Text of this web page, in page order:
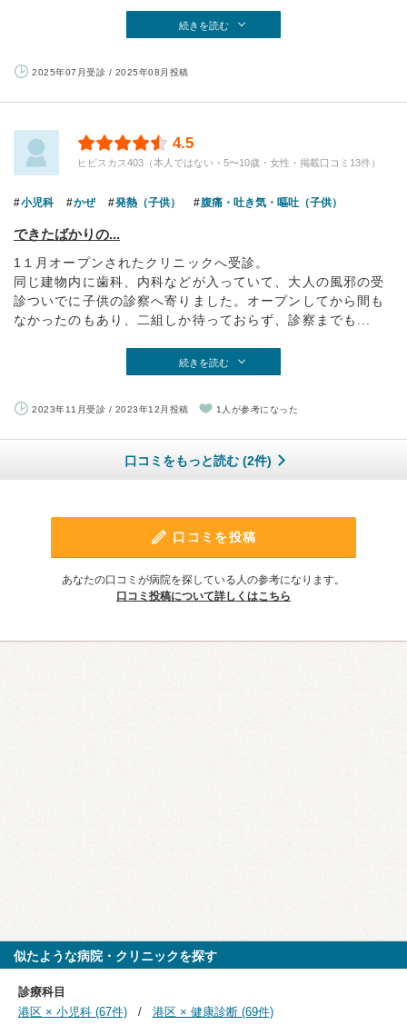
続きを読む
2025年07月受診 / 2025年08月投稿
4.5
ヒビスカス403（本人ではない・5〜10歳・女性・掲載口コミ13件）
小児科 かぜ 発熱（子供） 腹痛・吐き気・嘔吐（子供）
できたばかりの...
1１月オープンされたクリニックへ受診。
同じ建物内に歯科、内科などが入っていて、大人の風邪の受
診ついでに子供の診察へ寄りました。オープンしてから間も
なかったのもあり、二組しか待っておらず、診察までも...
続きを読む
2023年11月受診 / 2023年12月投稿 1人が参考になった
口コミをもっと読む (2件)
口コミを投稿
あなたの口コミが病院を探している人の参考になります。
口コミ投稿について詳しくはこちら
似たような病院・クリニックを探す
診療科目
港区 × 小児科 (67件)
港区 × 健康診断 (69件)